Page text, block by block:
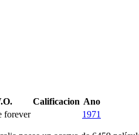
Calificacion Ano
forever 1971